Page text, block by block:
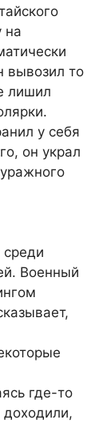
на
вывозил то
лишил
у себя
он украл
среди
Военный
где-то
доходили,